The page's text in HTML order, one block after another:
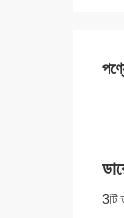
3টি